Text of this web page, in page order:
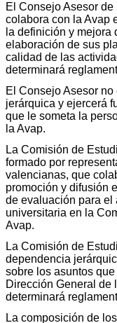
El Consejo Asesor
colabora con la Avap
la definición y mejora
elaboración de sus
calidad de las
determinará
El Consejo Asesor
jerárquica y ejercerá
que le someta la
la Avap.
La Comisión de
formado por
valencianas, que
promoción y difusión
de evaluación para el
universitaria en la
Avap.
La Comisión de
dependencia
sobre los asuntos
Dirección General de
determinará
La composición de